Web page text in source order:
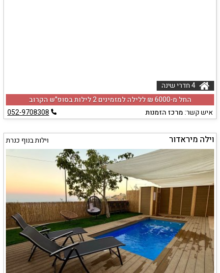
החל מ-‏6000 ₪ ללילה למזמינים 2 לילות בסופ"ש הקרוב
איש קשר:מרכז הזמנות 052-9708308
וילה מיראדור וילות בנוף כנרת